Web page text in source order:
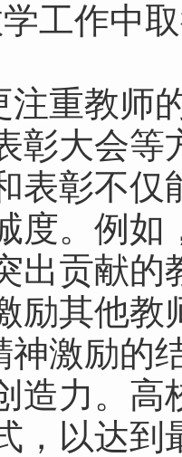
工作中
注重教师
彰大会等
表彰不
度。例如
出贡献的
励其他教
神激励的
造力。高
，以达到